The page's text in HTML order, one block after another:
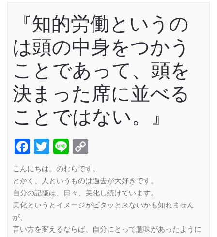
『知的労働というの
は頭の中身をつかう
ことであって、頭を
決まった席に並べる
ことではない。』
Facebook
Twitter
Line
Link
こんにちは。のむらです。
とかく、人というものは過去が大好きです。
自分の記憶は、日々、美化し続けています。
美化というとイメージがピタッと来ないかも知れません
が、
言い方を変えるならば、自分にとって意味があったように